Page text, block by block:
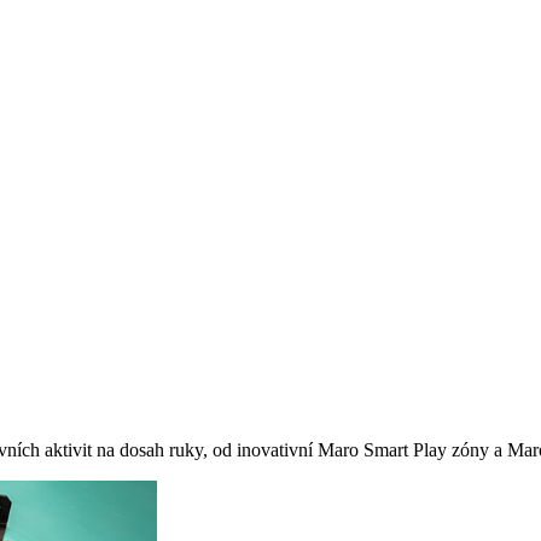
aktivit na dosah ruky, od inovativní Maro Smart Play zóny a